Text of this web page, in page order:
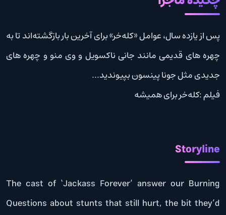
پس از یازده سال، عوامل «کله‌خر» برای آخرین بار بازگشته‌اند تا به
چهره های قدیمی مانند جانی ناکسویل و وی منو و چهره های
جدیدی مثل جونا پینسون بپیوندید…
فیلم :کله‌خر برای همیشه
Storyline
The cast of ‘Jackass Forever’ answer our Burning
Questions about stunts that still hurt, the bit they’d